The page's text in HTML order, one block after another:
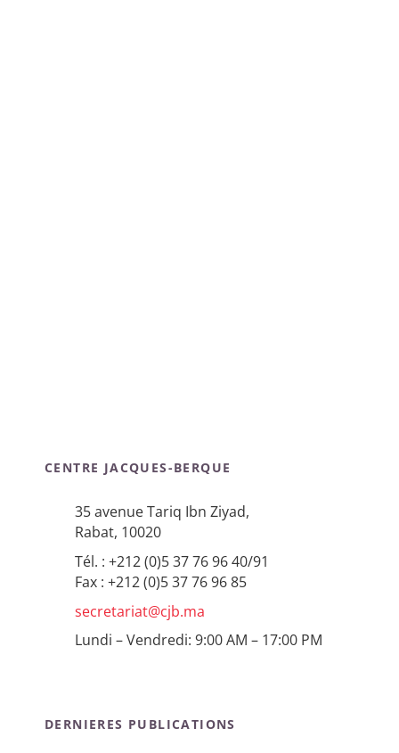
CENTRE JACQUES-BERQUE
35 avenue Tariq Ibn Ziyad,
Rabat, 10020
Tél. : +212 (0)5 37 76 96 40/91
Fax : +212 (0)5 37 76 96 85
secretariat@cjb.ma
Lundi – Vendredi: 9:00 AM – 17:00 PM
DERNIERES PUBLICATIONS